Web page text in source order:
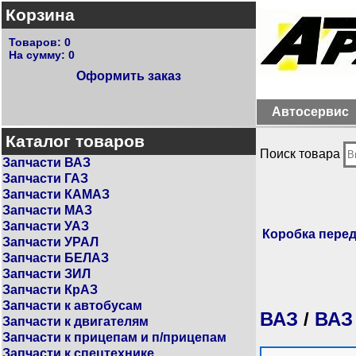
Корзина
Товаров: 0
На сумму: 0
Оформить заказ
Автосервис
Каталог товаров
Запчасти ВАЗ
Запчасти ГАЗ
Запчасти КАМАЗ
Запчасти МАЗ
Запчасти УАЗ
Запчасти УРАЛ
Запчасти БЕЛАЗ
Запчасти ЗИЛ
Запчасти КрАЗ
Запчасти к автобусам
Запчасти к двигателям
Запчасти к прицепам и п/прицепам
Запчасти к спецтехнике
Поиск товара
Коробка
ВАЗ / ВАЗ